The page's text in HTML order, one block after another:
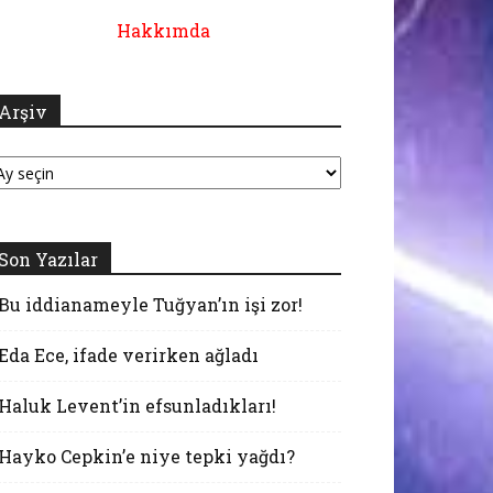
Hakkımda
Yazılar
iddianameyle Tuğyan’ın işi zor!
Ece, ifade verirken ağladı
Levent’in efsunladıkları!
Cepkin’e niye tepki yağdı?